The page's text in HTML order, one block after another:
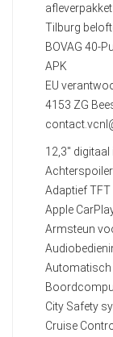
Tilburg
BOVAG 40-
APK
EU
4153 ZG
12,3" digitaal
Adaptief
Apple
Armsteun
Automatisch
City Safety
Cruise